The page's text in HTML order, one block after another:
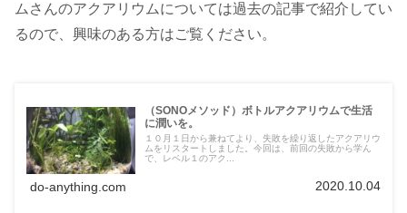
ムさんのアクアリウムについては過去の記事で紹介してい
るので、興味のある方はご覧ください。
（SONOメソッド）ボトルアクアリウムで生活
に潤いを。
１０月１日から兼ねてより、失敗を繰り返したアクアリウ
ムをリスタートしました。今回は、前回の失敗から学ん
で、レベル１のアク...
do-anything.com 2020.10.04